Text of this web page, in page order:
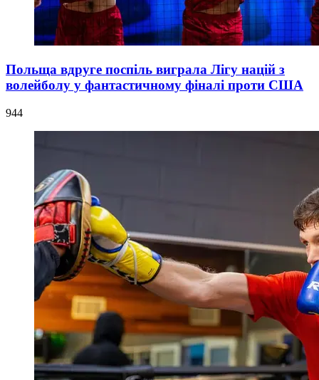
Польща вдруге поспіль виграла Лігу націй з
волейболу у фантастичному фіналі проти США
944